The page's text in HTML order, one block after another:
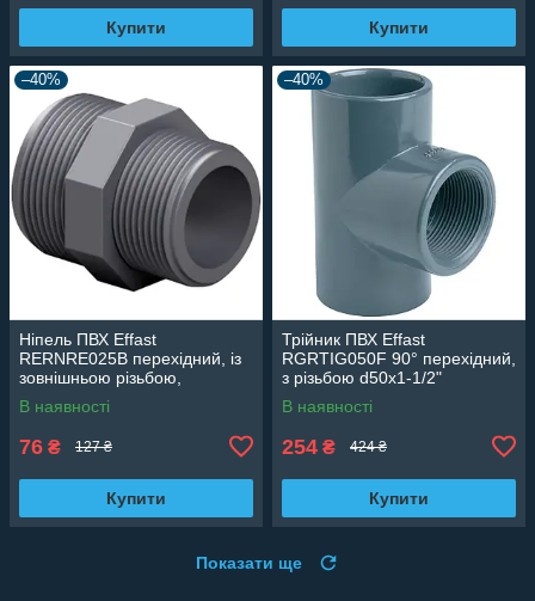
Купити Купити
–40%
Ніпель ПВХ Effast
RERNRE025B перехідний, із
зовнішньою різьбою,
d3/4"х1/2"
В наявності
76 ₴ 127 ₴
Купити
–40%
Трійник ПВХ Effast
RGRTIG050F 90° перехідний,
з різьбою d50x1-1/2"
В наявності
254 ₴ 424 ₴
Купити
Показати ще